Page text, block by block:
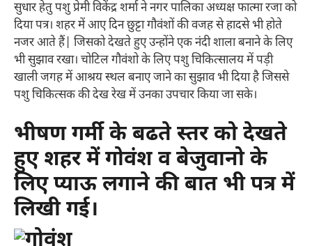
सुधार हेतु पशु प्रेमी विकेंद्र शर्मा ने नगर पालिका अध्यक्ष फात्मा रजा को
दिया पत्र। शहर में आए दिन छुट्टा गौवंशों की वजह से हादसे भी होते
नजर आते हैं| जिसको देखते हुए उन्होंने एक नंदी शाला बनाने के लिए
भी सुझाव रखा। चोटिल गौवंशो के लिए पशु चिकित्सालय में पड़ी
खाली जगह में आश्रय स्थल बनाए जाने का सुझाव भी दिया है जिससे
पशु चिकित्सक की देख रेख में उनका उपचार किया जा सके।
भीषण गर्मी के बढते स्तर को देखते
हुए शहर मेंगोवंश वबेजुवानो के
लिए प्याऊ लगाने की बात भी पत्र में
लिखी गई।